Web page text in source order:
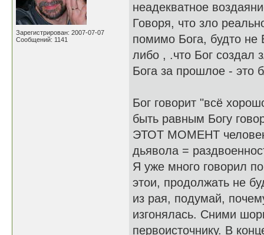
Зарегистрирован: 2007-07-07
Сообщений: 1141
неадекватное
Говоря, что зло
помимо Бога, будто не
либо , .что Бог создал
Бога за прошлое - это
Бог говорит "всё
быть равным Богу
ЭТОТ МОМЕНТ человек
дьявола =
Я уже много говорил
этои, продолжать не
из рая, подумай,
изгонялась. Сними
первоисточнику. В